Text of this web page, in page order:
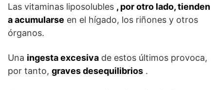
Las vitaminas liposolubles , por otro lado, tienden
a acumularse en el hígado, los riñones y otros
órganos.
Una ingesta excesiva de estos últimos provoca,
por tanto, graves desequilibrios .